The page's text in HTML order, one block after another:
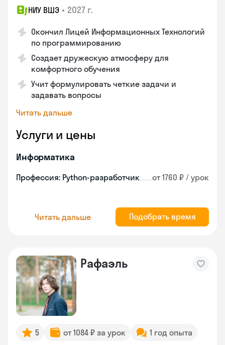
НИУ ВШЭ • 2027 г.
Окончил Лицей Информационных Технологий
по программированию
Создает дружескую атмосферу для
комфортного обучения
Учит формулировать четкие задачи и
задавать вопросы
Читать дальше
Услуги и цены
Информатика
Профессия: Python-разработчик от 1760 ₽ / урок
Читать дальше Подобрать время
Рафаэль
5 от 1084 ₽ за урок 1 год опыта